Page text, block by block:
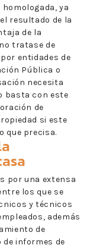
ya
resultado de la
de la
tratase de
entidades de
Pública o
necesita
basta con este
de
si este
que precisa.
por una extensa
los que se
y técnicos
además
de
informes de